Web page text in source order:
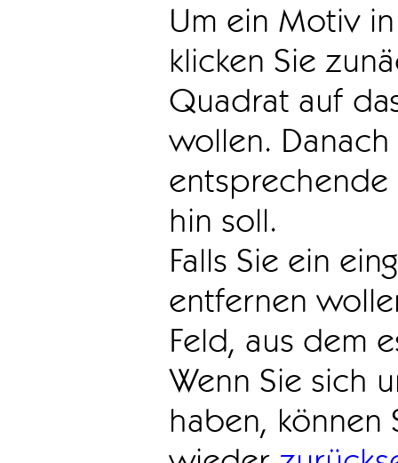
Um ein Motiv
klicken Sie
Quadrat auf
wollen.
hin soll.
Falls Sie ein
entfernen
Feld, aus dem
Wenn Sie sich
haben, können